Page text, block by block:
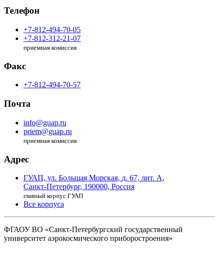
Телефон
+7-812-494-70-05
+7-812-312-21-07
приемная комиссия
Факс
+7-812-494-70-57
Почта
info@guap.ru
priem@guap.ru
приемная комиссия
Адрес
ГУАП, ул. Большая Морская, д. 67, лит. А,
Санкт-Петербург, 190000, Россия
главный корпус ГУАП
Все корпуса
ФГАОУ ВО «Санкт-Петербургский государственный
университет аэрокосмического приборостроения»